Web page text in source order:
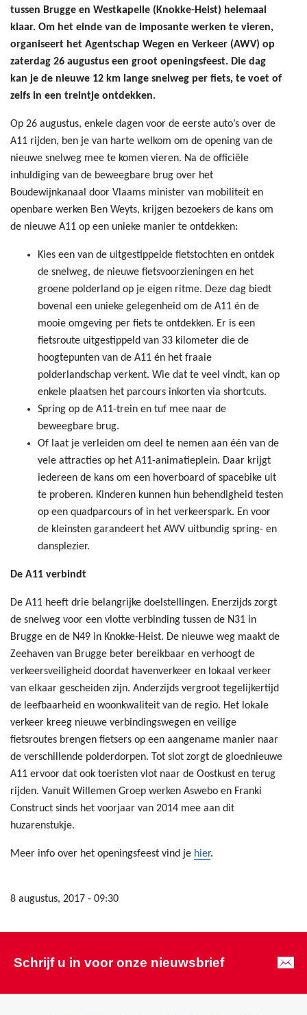
tussen Brugge en Westkapelle (Knokke-Heist) helemaal
klaar. Om het einde van de imposante werken te vieren,
organiseert het Agentschap Wegen en Verkeer (AWV) op
zaterdag 26 augustus een groot openingsfeest. Die dag
kan je de nieuwe 12 km lange snelweg per fiets, te voet of
zelfs in een treintje ontdekken.
Op 26 augustus, enkele dagen voor de eerste auto’s over de
A11 rijden, ben je van harte welkom om de opening van de
nieuwe snelweg mee te komen vieren. Na de officiële
inhuldiging van de beweegbare brug over het
Boudewijnkanaal door Vlaams minister van mobiliteit en
openbare werken Ben Weyts, krijgen bezoekers de kans om
de nieuwe A11 op een unieke manier te ontdekken:
Kies een van de uitgestippelde fietstochten en ontdek
de snelweg, de nieuwe fietsvoorzieningen en het
groene polderland op je eigen ritme. Deze dag biedt
bovenal een unieke gelegenheid om de A11 én de
mooie omgeving per fiets te ontdekken. Er is een
fietsroute uitgestippeld van 33 kilometer die de
hoogtepunten van de A11 én het fraaie
polderlandschap verkent. Wie dat te veel vindt, kan op
enkele plaatsen het parcours inkorten via shortcuts.
Spring op de A11-trein en tuf mee naar de
beweegbare brug.
Of laat je verleiden om deel te nemen aan één van de
vele attracties op het A11-animatieplein. Daar krijgt
iedereen de kans om een hoverboard of spacebike uit
te proberen. Kinderen kunnen hun behendigheid testen
op een quadparcours of in het verkeerspark. En voor
de kleinsten garandeert het AWV uitbundig spring- en
dansplezier.
De A11 verbindt
De A11 heeft drie belangrijke doelstellingen. Enerzijds zorgt
de snelweg voor een vlotte verbinding tussen de N31 in
Brugge en de N49 in Knokke-Heist. De nieuwe weg maakt de
Zeehaven van Brugge beter bereikbaar en verhoogt de
verkeersveiligheid doordat havenverkeer en lokaal verkeer
van elkaar gescheiden zijn. Anderzijds vergroot tegelijkertijd
de leefbaarheid en woonkwaliteit van de regio. Het lokale
verkeer kreeg nieuwe verbindingswegen en veilige
fietsroutes brengen fietsers op een aangename manier naar
de verschillende polderdorpen. Tot slot zorgt de gloednieuwe
A11 ervoor dat ook toeristen vlot naar de Oostkust en terug
rijden. Vanuit Willemen Groep werken Aswebo en Franki
Construct sinds het voorjaar van 2014 mee aan dit
huzarenstukje.
Meer info over het openingsfeest vind je hier.
8 augustus, 2017 - 09:30
Schrijf u in voor onze nieuwsbrief